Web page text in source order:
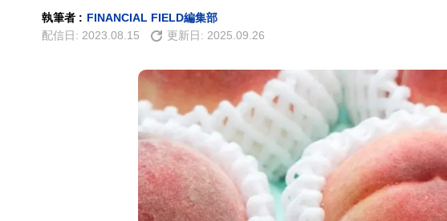
執筆者 : FINANCIAL FIELD編集部
配信日: 2023.08.15 更新日: 2025.09.26